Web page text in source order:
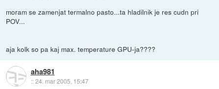
moram se zamenjat termalno pasto...ta hladilnik je res cudn pri
POV...
aja kolk so pa kaj max. temperature GPU-ja????
aha981
::24. mar 2005, 15:47